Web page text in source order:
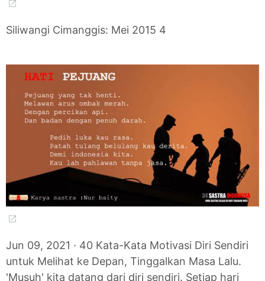
Siliwangi Cimanggis: Mei 2015 4
Jun 09, 2021 · 40 Kata-Kata Motivasi Diri Sendiri
untuk Melihat ke Depan, Tinggalkan Masa Lalu.
'Musuh' kita datang dari diri sendiri. Setiap hari